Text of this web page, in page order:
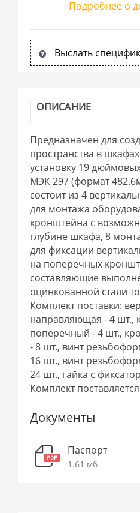
Подробнее о
Выслать
ОПИСАНИЕ
Предназначен для
пространства в
установку 19
МЭК 297 (формат
состоит из 4
для монтажа
кронштейна с
глубине шкафа, 8
для фиксации
на поперечных
составляющие
оцинкованной стали
Комплект поставки:
направляющая - 4 шт.,
поперечный - 4 шт.,
- 8 шт., винт
16 шт., винт
24 шт., гайка с
Комплект
Документы
Паспорт
1.61 мб